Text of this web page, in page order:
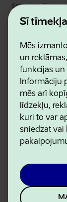
Šī
Mēs
un
funkcijas un
Informāciju
mēs arī
līdzekļu,
kuri to var
sniedzat vai
Estonian
Kontakti
Sadarbības
Sīkdatņu un